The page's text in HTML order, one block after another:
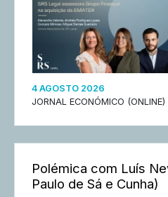
4 AGOSTO 2026
JORNAL ECONÓMICO (ONLINE)
Polémica com Luís
Paulo de Sá e Cunha)